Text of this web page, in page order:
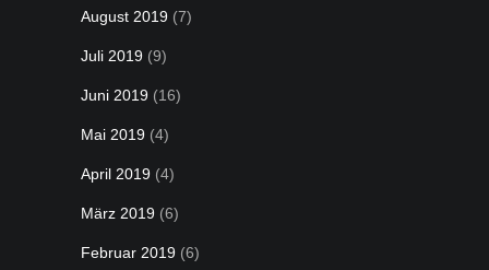
August 2019 (7)
Juli 2019 (9)
Juni 2019 (16)
Mai 2019 (4)
April 2019 (4)
März 2019 (6)
Februar 2019 (6)